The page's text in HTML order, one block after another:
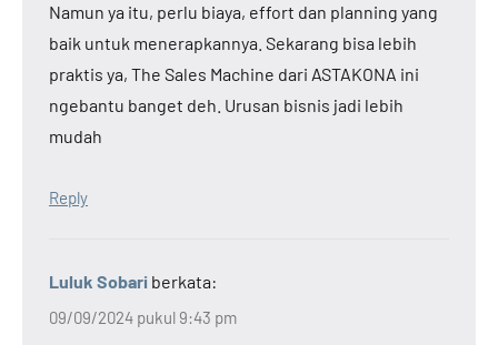
Namun ya itu, perlu biaya, effort dan planning yang
baik untuk menerapkannya. Sekarang bisa lebih
praktis ya, The Sales Machine dari ASTAKONA ini
ngebantu banget deh. Urusan bisnis jadi lebih
mudah
Reply
Luluk Sobari berkata:
09/09/2024 pukul 9:43 pm